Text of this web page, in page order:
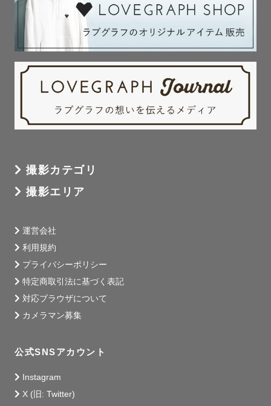
撮影カテゴリ
撮影エリア
運営会社
利用規約
プライバシーポリシー
特定商取引法に基づく表記
対応ブラウザについて
カメラマン募集
公式SNSアカウント
Instagram
X (旧: Twitter)